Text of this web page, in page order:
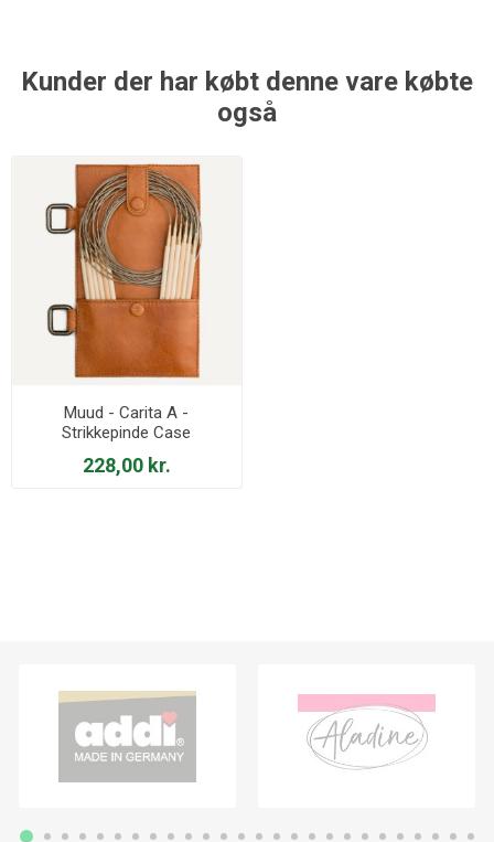
Kunder der har købt denne vare købte
også
Muud - Carita A -
Strikkepinde Case
228,00 kr.